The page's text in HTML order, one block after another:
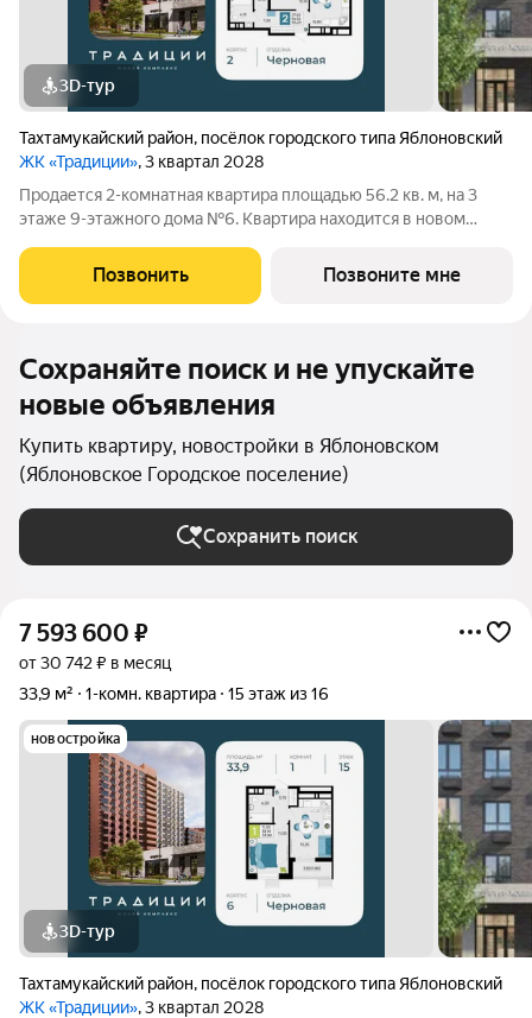
3D-тур
Тахтамукайский район, посёлок городского типа Яблоновский
ЖК «Традиции», 3 квартал 2028
Продается 2-комнатная квартира площадью 56.2 кв. м, на 3
этаже 9-этажного дома №6. Квартира находится в новом
Каждая семья состоит из традиций от больших, передающихся
из поколения в
Позвонить Позвоните мне
Сохраняйте поиск и не упускайте
новые объявления
Купить квартиру, новостройки в Яблоновском
(Яблоновское Городское поселение)
Сохранить поиск
7 593 600 ₽
от 30 742 ₽ в месяц
33,9 м²
1-комн. квартира 15 этаж из 16
новостройка
3D-тур
Тахтамукайский район, посёлок городского типа Яблоновский
ЖК «Традиции», 3 квартал 2028